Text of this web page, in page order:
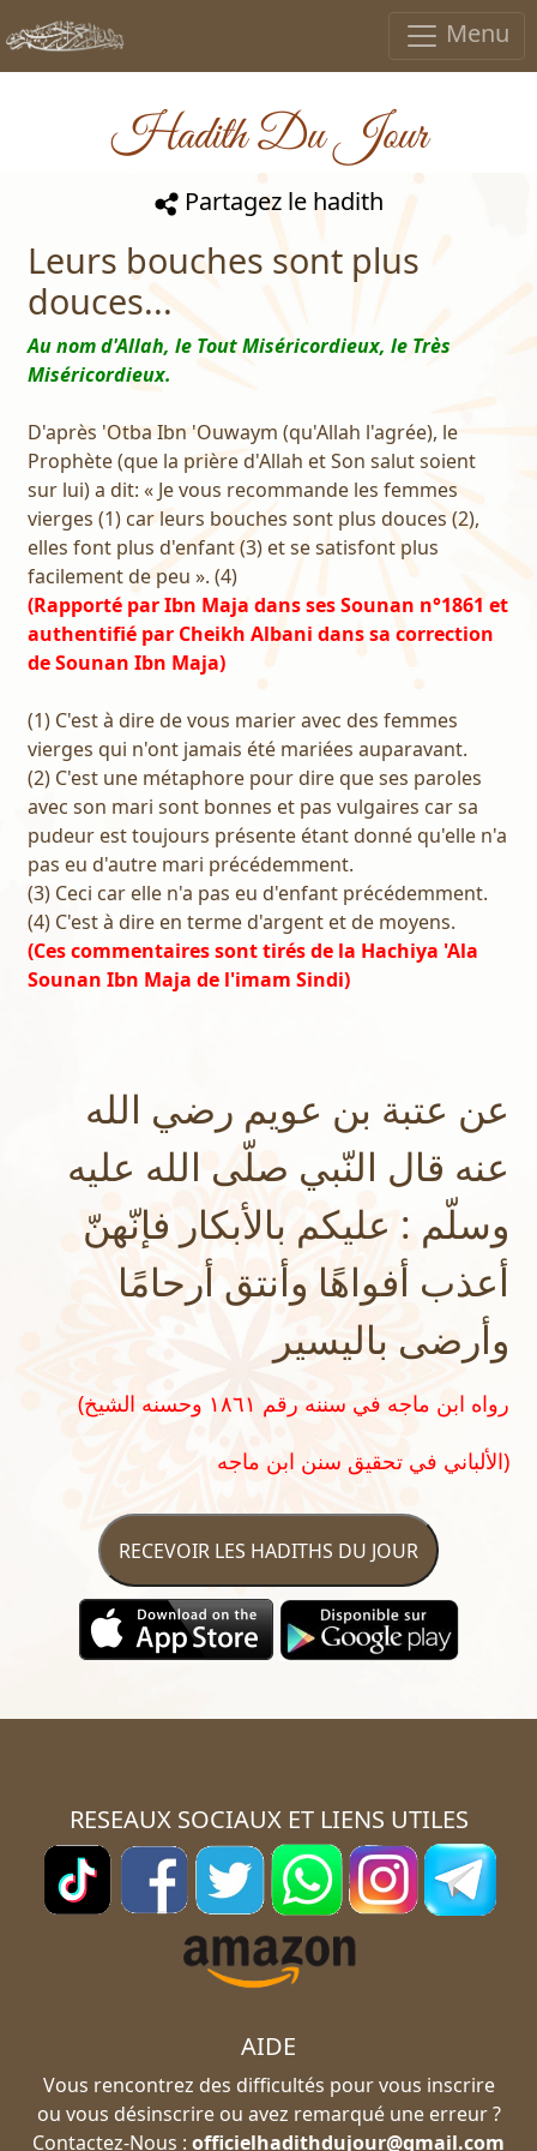
Menu
Hadith Du Jour
Partagez le hadith
Leurs bouches sont plus
douces...
Au nom d'Allah, le Tout Miséricordieux, le Très
Miséricordieux.
D'après 'Otba Ibn 'Ouwaym (qu'Allah l'agrée), le
Prophète (que la prière d'Allah et Son salut soient
sur lui) a dit: « Je vous recommande les femmes
vierges (1) car leurs bouches sont plus douces (2),
elles font plus d'enfant (3) et se satisfont plus
facilement de peu ». (4)
(Rapporté par Ibn Maja dans ses Sounan n°1861 et
authentifié par Cheikh Albani dans sa correction
de Sounan Ibn Maja)
(1) C'est à dire de vous marier avec des femmes
vierges qui n'ont jamais été mariées auparavant.
(2) C'est une métaphore pour dire que ses paroles
avec son mari sont bonnes et pas vulgaires car sa
pudeur est toujours présente étant donné qu'elle n'a
pas eu d'autre mari précédemment.
(3) Ceci car elle n'a pas eu d'enfant précédemment.
(4) C'est à dire en terme d'argent et de moyens.
(Ces commentaires sont tirés de la Hachiya 'Ala
Sounan Ibn Maja de l'imam Sindi)
عن عتبة بن عويم رضي الله
عنه قال النّبي صلّى الله عليه
وسلّم : عليكم بالأبكار فإنّهنّ
أعذب أفواهًا وأنتق أرحامًا
وأرضى باليسير
(رواه ابن ماجه في سننه رقم ١٨٦١ وحسنه الشيخ
الألباني في تحقيق سنن ابن ماجه)
RECEVOIR LES HADITHS DU JOUR
RESEAUX SOCIAUX ET LIENS UTILES
AIDE
Vous rencontrez des difficultés pour vous inscrire
ou vous désinscrire ou avez remarqué une erreur ?
Contactez-Nous : officielhadithdujour@gmail.com